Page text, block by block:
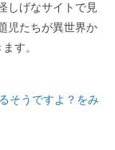
しげなサイトで見
児たちが異世界か
す。
そうですよ？をみ